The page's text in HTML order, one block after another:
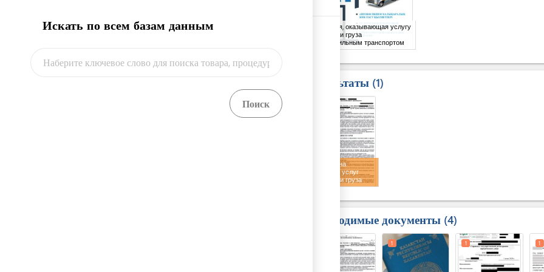
Искать по всем базам данным
flag
Компания, оказывающая услугу
перевозки груза
автомобильным транспортом
Результаты 1
Договор на
оказание услуг
перевозки груза
автомобильным
Необходимые документы 4
1 1 1